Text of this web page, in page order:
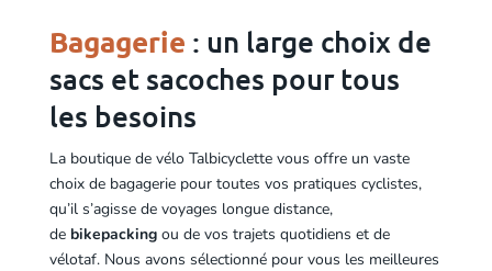
Bagagerie : un large choix de
sacs et sacoches pour tous
les besoins
La boutique de vélo Talbicyclette vous offre un vaste
choix de bagagerie pour toutes vos pratiques cyclistes,
qu’il s’agisse de voyages longue distance,
de bikepackingou de vos trajets quotidiens et de
vélotaf. Nous avons sélectionné pour vous les meilleures